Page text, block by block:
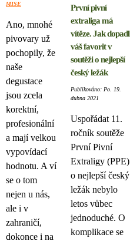
MISE
Ano, mnohé
pivovary už
pochopily, že
naše
degustace
jsou zcela
korektní,
profesionální
a mají velkou
vypovídací
hodnotu. A ví
se o tom
nejen u nás,
ale i v
zahraničí,
dokonce i na
První pivní
extraliga má
vítěze. Jak dopadl
váš favorit v
soutěži o nejlepší
český ležák
Publikováno: Po. 19.
dubna 2021
Uspořádat 11.
ročník soutěže
První Pivní
Extraligy (PPE)
o nejlepší český
ležák nebylo
letos vůbec
jednoduché. O
komplikace se